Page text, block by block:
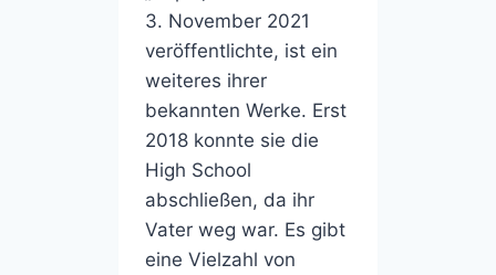
3. November 2021
veröffentlichte, ist ein
weiteres ihrer
bekannten Werke. Erst
2018 konnte sie die
High School
abschließen, da ihr
Vater weg war. Es gibt
eine Vielzahl von